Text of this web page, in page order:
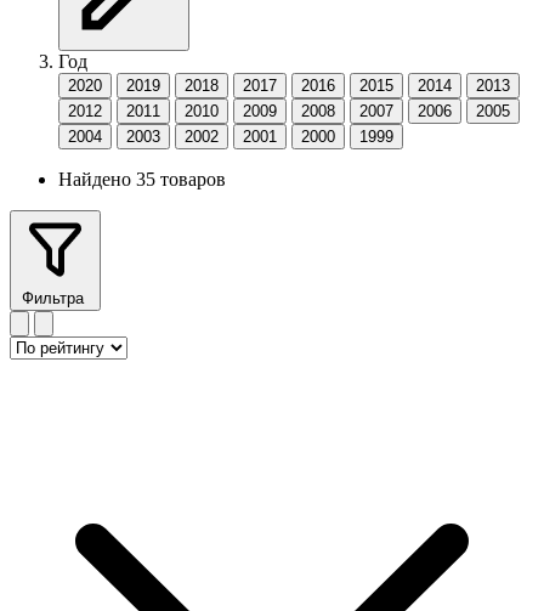
Год
2020 2019 2018 2017 2016 2015 2014
2013
2012
2011 2010 2009 2008 2007 2006
2005
2004
2003 2002 2001 2000 1999
Найдено 35 товаров
Фильтра